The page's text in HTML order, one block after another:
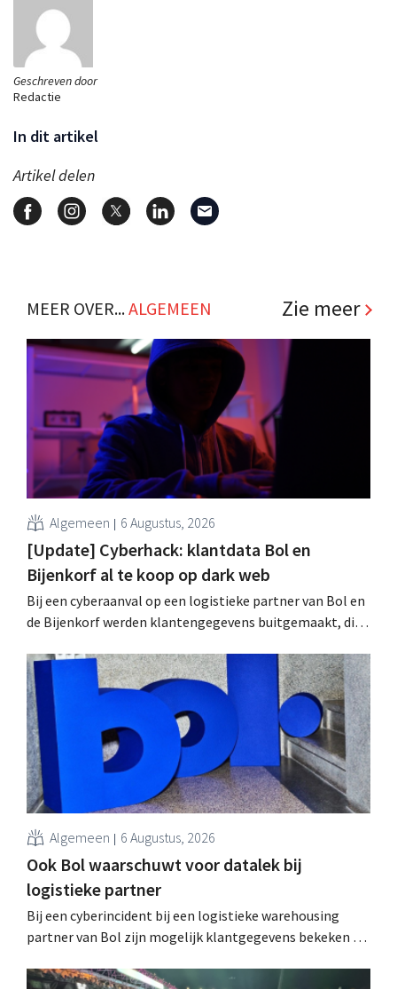
Geschreven door
Redactie
In dit artikel
Artikel delen
MEER OVER...ALGEMEEN Zie meer
Algemeen 6 Augustus, 2026
[Update] Cyberhack: klantdata Bol en
Bijenkorf al te koop op dark web
Bij een cyberaanval op een logistieke partner van Bol en
de Bijenkorf werden klantengegevens buitgemaakt, die
De retailers roepen klanten op alert te zijn voor
phishing.
Algemeen 6 Augustus, 2026
Ook Bol waarschuwt voor datalek bij
logistieke partner
Bij een cyberincident bij een logistieke warehousing
partner van Bol zijn mogelijk klantgegevens bekeken of
waarvoor de Bijenkorf ook al waarschuwde.